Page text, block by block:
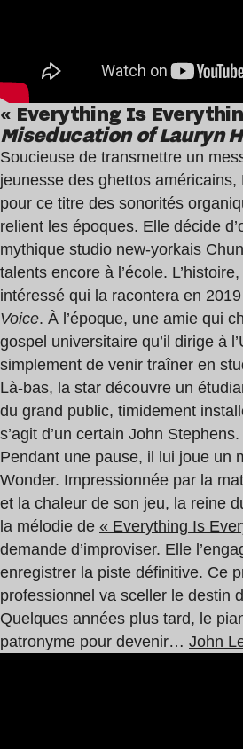
« Everything Is
Miseducation of Lauryn
Soucieuse de transmettre un
jeunesse des ghettos
pour ce titre des sonorités
relient les époques. Elle décide
mythique studio new-yorkais
talents encore à l’école. L’histoire,
intéressé qui la racontera en
Voice. À l’époque, une amie qui
gospel universitaire qu’il dirige à
simplement de venir traîner en
Là-bas, la star découvre un
du grand public, timidement
s’agit d’un certain John Stephens.
Pendant une pause, il lui joue un
Wonder. Impressionnée par la
et la chaleur de son jeu, la reine
la mélodie de « Everything Is
demande d’improviser. Elle
enregistrer la piste définitive. Ce
professionnel va sceller le destin
Quelques années plus tard, le
patronyme pour devenir… John